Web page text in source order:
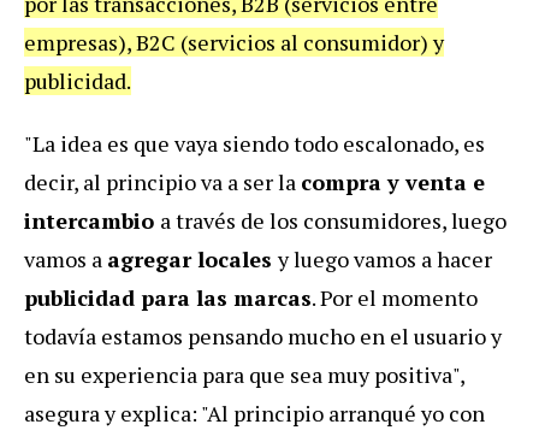
empresas), B2C (servicios al consumidor) y
publicidad.
"La idea es que vaya siendo todo escalonado, es
decir, al principio va a ser la compra y venta e
intercambio a través de los consumidores, luego
vamos a agregar localesy luego vamos a hacer
publicidad para las marcas. Por el momento
todavía estamos pensando mucho en el usuario y
en su experiencia para que sea muy positiva",
asegura y explica: "Al principio arranqué yo con